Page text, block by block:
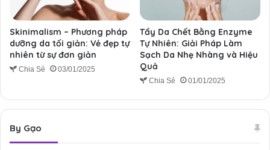
Skinimalism – Phương pháp
dưỡng da tối giản: Vẻ đẹp tự
nhiên từ sự đơn giản
Chia Sẻ 03/01/2025
Tẩy Da Chết Bằng Enzyme
Tự Nhiên: Giải Pháp Làm
Sạch Da Nhẹ Nhàng và Hiệu
Quả
Chia Sẻ 01/01/2025
By Gạo